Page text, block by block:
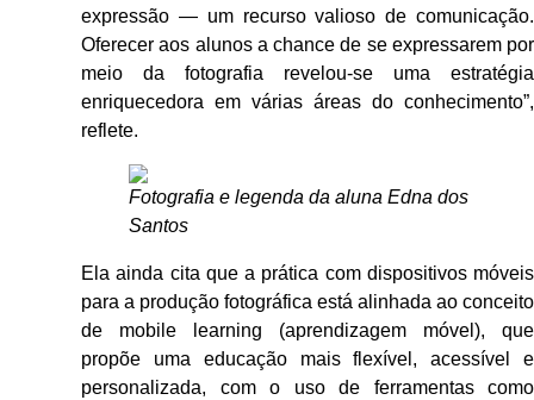
expressão — um recurso valioso de comunicação.
Oferecer aos alunos a chance de se expressarem por
meio da fotografia revelou-se uma estratégia
enriquecedora em várias áreas do conhecimento”,
reflete.
Fotografia e legenda da aluna Edna dos
Santos
Ela ainda cita que a prática com dispositivos móveis
para a produção fotográfica está alinhada ao conceito
de mobile learning (aprendizagem móvel), que
propõe uma educação mais flexível, acessível e
personalizada, com o uso de ferramentas como